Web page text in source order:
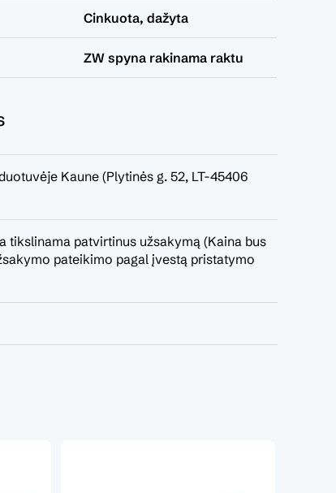
Cinkuota, dažyta
ZW spyna rakinama raktu
Kaune (Plytinės g. 52, LT-45406
tikslinama patvirtinus užsakymą (Kaina bus
pateikimo pagal įvestą pristatymo